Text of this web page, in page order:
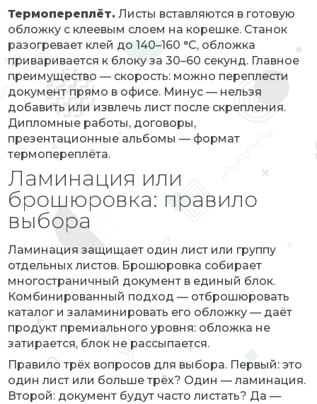
Термопереплёт. Листы вставляются в готовую
обложку с клеевым слоем на корешке. Станок
разогревает клей до 140–160 °C, обложка
приваривается к блоку за 30–60 секунд. Главное
преимущество — скорость: можно переплести
документ прямо в офисе. Минус — нельзя
добавить или извлечь лист после скрепления.
Дипломные работы, договоры,
презентационные альбомы — формат
термопереплёта.
Ламинация или
брошюровка: правило
выбора
Ламинация защищает один лист или группу
отдельных листов. Брошюровка собирает
многостраничный документ в единый блок.
Комбинированный подход — отброшюровать
каталог и заламинировать его обложку — даёт
продукт премиального уровня: обложка не
затирается, блок не рассыпается.
Правило трёх вопросов для выбора. Первый: это
один лист или больше трёх? Один — ламинация.
Второй: документ будут часто листать? Да —